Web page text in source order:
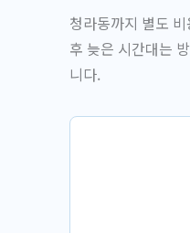
청라동까지 별도
후 늦은 시간대는
니다.